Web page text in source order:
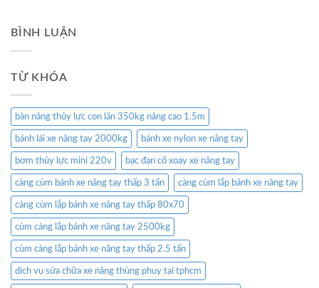
BÌNH LUẬN
TỪ KHÓA
bàn nâng thủy lực con lăn 350kg nâng cao 1.5m
bánh lái xe nâng tay 2000kg bánh xe nylon xe nâng tay
bơm thủy lực mini 220v bạc đạn cổ xoay xe nâng tay
càng cùm bánh xe nâng tay thấp 3 tấn càng cùm lắp bánh xe nâng tay
càng cùm lắp bánh xe nâng tay thấp 80x70
cùm càng lắp bánh xe nâng tay 2500kg
cùm càng lắp bánh xe nâng tay thấp 2.5 tấn
dịch vụ sửa chữa xe nâng thùng phuy tại tphcm